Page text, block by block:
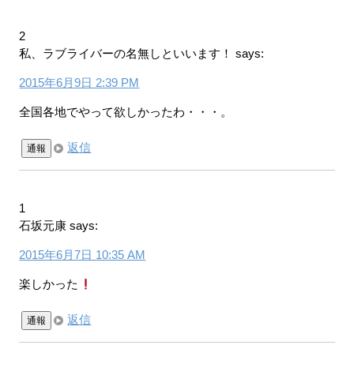
2
私、ラブライバーの名無しといいます！
says:
2015年6月9日 2:39 PM
全国各地でやって欲しかったわ・・・。
通報 返信
1
石坂元康 says:
2015年6月7日 10:35 AM
楽しかった
通報 返信